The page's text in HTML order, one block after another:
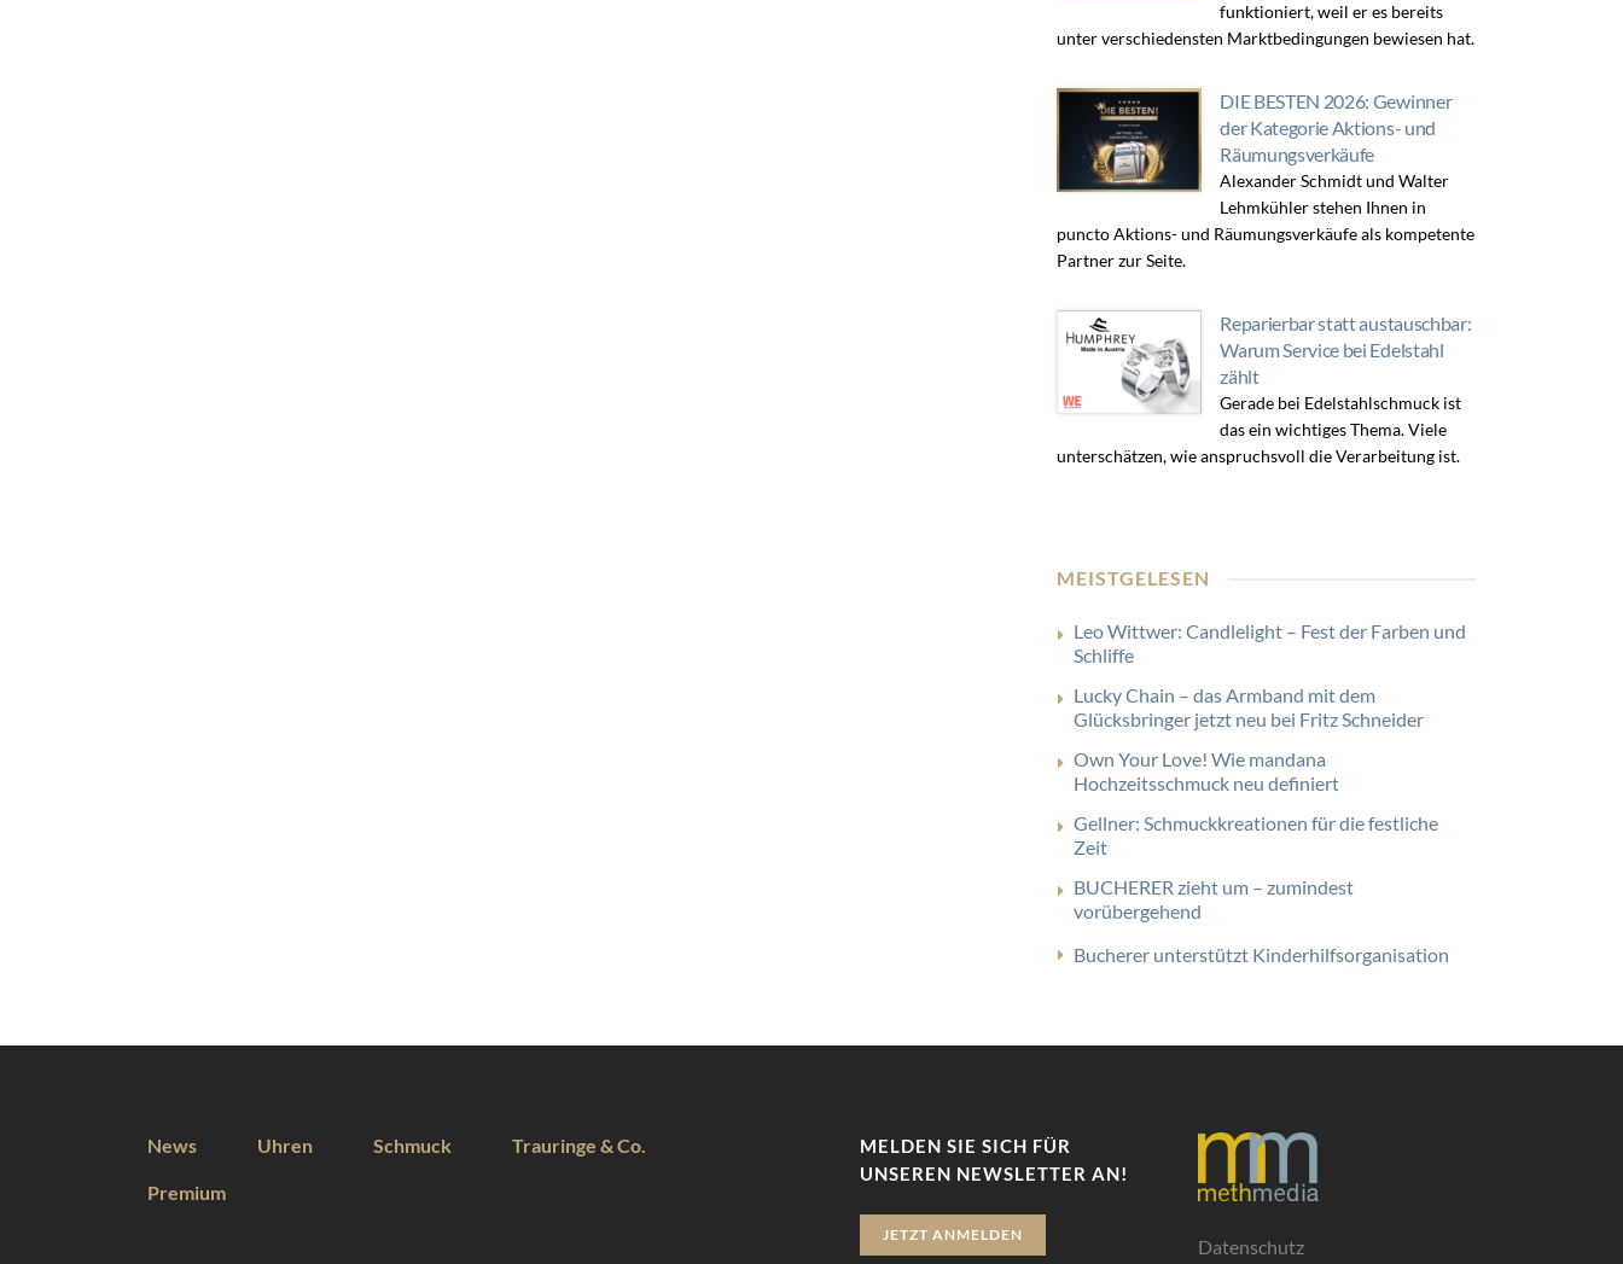
funktioniert, weil er es bereits
unter verschiedensten Marktbedingungen bewiesen hat.
DIE BESTEN 2026: Gewinner
der Kategorie Aktions- und
Räumungsverkäufe
Alexander Schmidt und Walter
Lehmkühler stehen Ihnen in
puncto Aktions- und Räumungsverkäufe als kompetente
Partner zur Seite.
Reparierbar statt austauschbar:
Warum Service bei Edelstahl
zählt
Gerade bei Edelstahlschmuck ist
das ein wichtiges Thema. Viele
unterschätzen, wie anspruchsvoll die Verarbeitung ist.
MEISTGELESEN
Leo Wittwer: Candlelight – Fest der Farben und
Schliffe
Lucky Chain – das Armband mit dem
Glücksbringer jetzt neu bei Fritz Schneider
Own Your Love! Wie mandana
Hochzeitsschmuck neu definiert
Gellner: Schmuckkreationen für die festliche
Zeit
BUCHERER zieht um – zumindest
vorübergehend
Bucherer unterstützt Kinderhilfsorganisation
News Uhren Schmuck Trauringe & Co.
Premium
MELDEN SIE SICH FÜR
UNSEREN NEWSLETTER AN!
JETZT ANMELDEN
Datenschutz